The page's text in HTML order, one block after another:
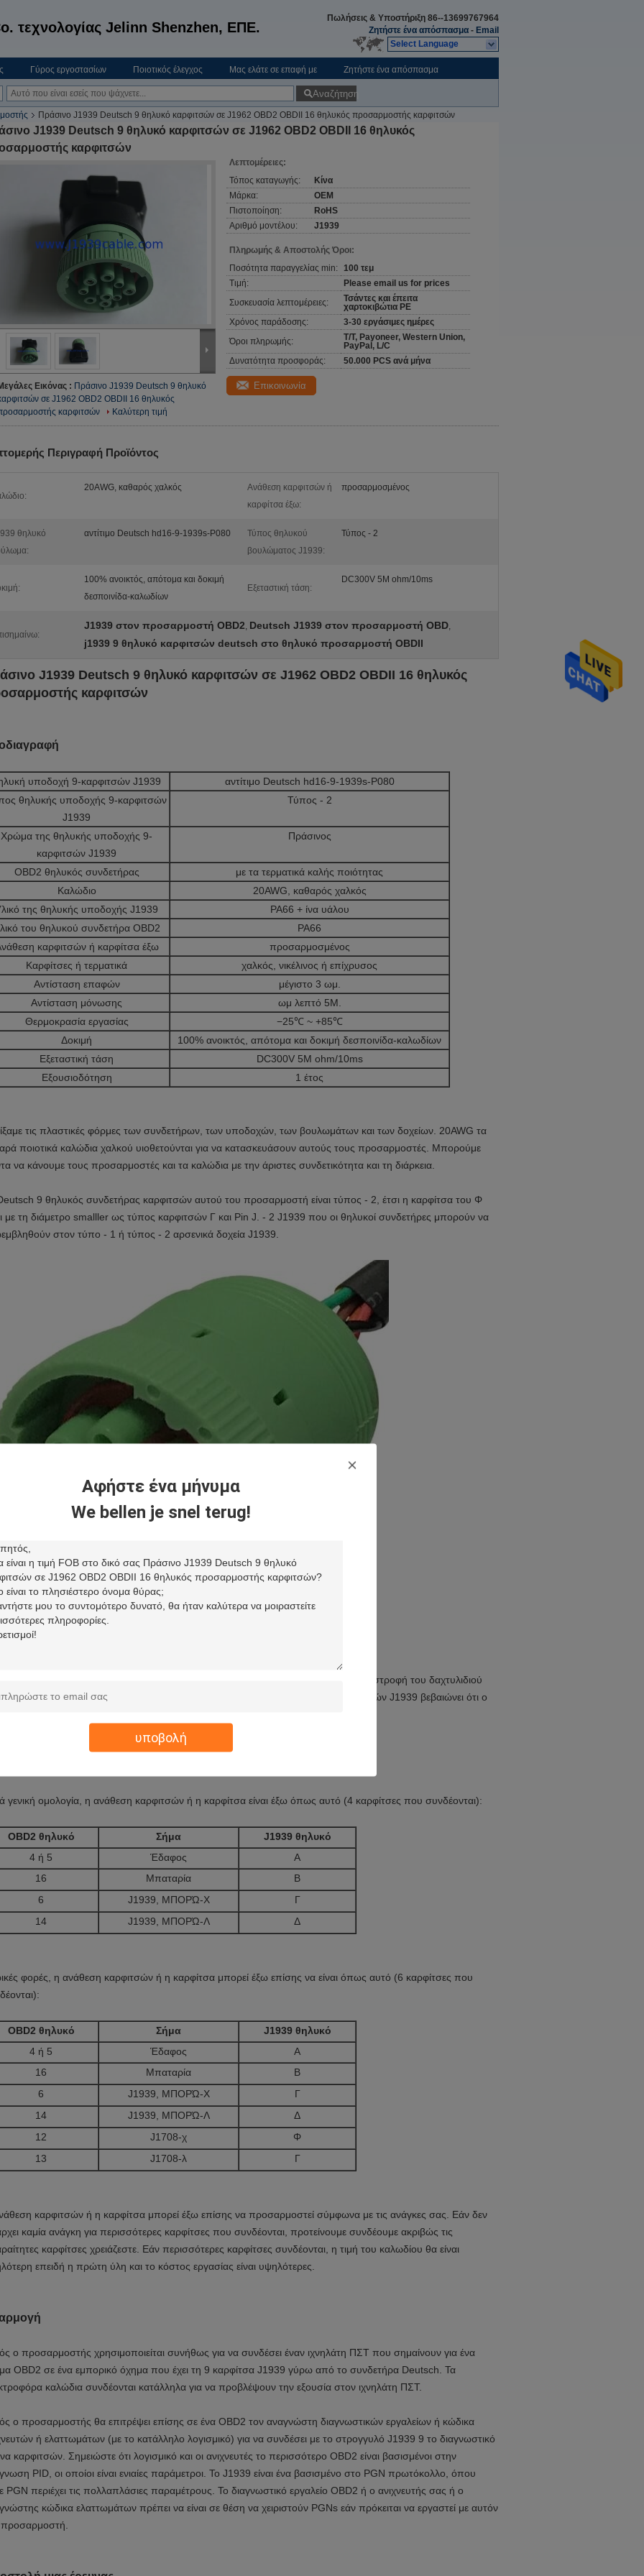
τεχνολογίας Jelinn Shenzhen, ΕΠΕ.
Πωλήσεις & Υποστήριξη 86--13699767964
Ζητήστε ένα απόσπασμα - Email
Select Language
Γύρος εργοστασίων Ποιοτικός έλεγχος Μας ελάτε σε επαφή με Ζητήστε ένα απόσπασμα
Αναζήτηση
Πράσινο J1939 Deutsch 9 θηλυκό καρφιτσών σε J1962 OBD2 OBDII 16 θηλυκός προσαρμοστής καρφιτσών
Αφήστε ένα μήνυμα
We bellen je snel terug!
υποβολή
J1939 Deutsch 9 θηλυκό καρφιτσών σε J1962 OBD2 OBDII 16 θηλυκός
καρφιτσών
Εικόνας : Πράσινο J1939 Deutsch 9 θηλυκό
σε J1962 OBD2 OBDII 16 θηλυκός
καρφιτσών
Καλύτερη τιμή
Λεπτομέρειες:
Τόπος καταγωγής:
Κίνα
Μάρκα:
OEM
Πιστοποίηση:
RoHS
Αριθμό μοντέλου:
J1939
Πληρωμής & Αποστολής Όροι:
Ποσότητα παραγγελίας min: 100 τεμ
Τιμή:
Please email us for prices
Συσκευασία λεπτομέρειες:
Τσάντες και έπειτα
χαρτοκιβώτια PE
Χρόνος παράδοσης:
3-30 εργάσιμες ημέρες
Όροι πληρωμής:
T/T, Payoneer, Western Union,
PayPal, L/C
Δυνατότητα προσφοράς:
50.000 PCS ανά μήνα
Επικοινωνία
Περιγραφή Προϊόντος
20AWG, καθαρός χαλκός
Ανάθεση καρφιτσών ή
καρφίτσα έξω:
προσαρμοσμένος
θηλυκό
αντίτιμο Deutsch hd16-9-1939s-P080
Τύπος θηλυκού
βουλώματος J1939:
Τύπος - 2
100% ανοικτός, απότομα και δοκιμή
δεσποινίδα-καλωδίων
Εξεταστική τάση:
DC300V 5M ohm/10ms
J1939 στον προσαρμοστή OBD2, Deutsch J1939 στον προσαρμοστή OBD,
j1939 9 θηλυκό καρφιτσών deutsch στο θηλυκό προσαρμοστή OBDII
J1939 Deutsch 9 θηλυκό καρφιτσών σε J1962 OBD2 OBDII 16 θηλυκός
καρφιτσών
υποδοχή 9-καρφιτσών J1939
αντίτιμο Deutsch hd16-9-1939s-P080
θηλυκής υποδοχής 9-καρφιτσών
J1939
Τύπος - 2
Χρώμα της θηλυκής υποδοχής 9-
καρφιτσών J1939
Πράσινος
OBD2 θηλυκός συνδετήρας
με τα τερματικά καλής ποιότητας
Καλώδιο
20AWG, καθαρός χαλκός
της θηλυκής υποδοχής J1939
PA66 + ίνα υάλου
του θηλυκού συνδετήρα OBD2
PA66
καρφιτσών ή καρφίτσα έξω
προσαρμοσμένος
Καρφίτσες ή τερματικά
χαλκός, νικέλινος ή επίχρυσος
Αντίσταση επαφών
μέγιστο 3 ωμ.
Αντίσταση μόνωσης
ωμ λεπτό 5M.
Θερμοκρασία εργασίας
−25℃ ~ +85℃
Δοκιμή
100% ανοικτός, απότομα και δοκιμή δεσποινίδα-καλωδίων
Εξεταστική τάση
DC300V 5M ohm/10ms
Εξουσιοδότηση
1 έτος
τις πλαστικές φόρμες των συνδετήρων, των υποδοχών, των βουλωμάτων και των δοχείων. 20AWG τα
ποιοτικά καλώδια χαλκού υιοθετούνται για να κατασκευάσουν αυτούς τους προσαρμοστές. Μπορούμε
να κάνουμε τους προσαρμοστές και τα καλώδια με την άριστες συνδετικότητα και τη διάρκεια.
9 θηλυκός συνδετήρας καρφιτσών αυτού του προσαρμοστή είναι τύπος - 2, έτσι η καρφίτσα του Φ
με τη διάμετρο smalller ως τύπος καρφιτσών Γ και Pin J. - 2 J1939 που οι θηλυκοί συνδετήρες μπορούν να
στον τύπο - 1 ή τύπος - 2 αρσενικά δοχεία J1939.
συνδετήρας 9-καρφιτσών J1939 είναι με ένα δαχτυλίδι κλειδώματος. Η περιστροφή του δαχτυλιδιού
στη σωστή θέση μετά από να συνδέσει σε ένα αρσενικό δοχείο 9-καρφιτσών J1939 βεβαιώνει ότι ο
γενική ομολογία, η ανάθεση καρφιτσών ή η καρφίτσα είναι έξω όπως αυτό (4 καρφίτσες που συνδέονται):
OBD2 θηλυκό Σήμα
J1939 θηλυκό
4 ή 5
Έδαφος
Α
16
Μπαταρία
Β
6
J1939, ΜΠΟΡΏ-Χ
Γ
14
J1939, ΜΠΟΡΏ-Λ Δ
φορές, η ανάθεση καρφιτσών ή η καρφίτσα μπορεί έξω επίσης να είναι όπως αυτό (6 καρφίτσες που
OBD2 θηλυκό Σήμα
J1939 θηλυκό
4 ή 5
Έδαφος
Α
16
Μπαταρία
Β
6
J1939, ΜΠΟΡΏ-Χ
Γ
14
J1939, ΜΠΟΡΏ-Λ
Δ
12
J1708-χ
Φ
13
J1708-λ Γ
καρφιτσών ή η καρφίτσα μπορεί έξω επίσης να προσαρμοστεί σύμφωνα με τις ανάγκες σας.
Εάν δεν
καμία ανάγκη για περισσότερες καρφίτσες που συνδέονται, προτείνουμε συνδέουμε ακριβώς τις
καρφίτσες χρειάζεστε. Εάν περισσότερες καρφίτσες συνδέονται, η τιμή του καλωδίου θα είναι
επειδή η πρώτη ύλη και το κόστος εργασίας είναι υψηλότερες.
ο προσαρμοστής χρησιμοποιείται συνήθως για να συνδέσει έναν ιχνηλάτη ΠΣΤ που σημαίνουν για ένα
OBD2 σε ένα εμπορικό όχημα που έχει τη 9 καρφίτσα J1939 γύρω από το συνδετήρα Deutsch. Τα
καλώδια συνδέονται κατάλληλα για να προβλέψουν την εξουσία στον ιχνηλάτη ΠΣΤ.
ο προσαρμοστής θα επιτρέψει επίσης σε ένα OBD2 τον αναγνώστη διαγνωστικών εργαλείων ή κώδικα
ή ελαττωμάτων (με το κατάλληλο λογισμικό) για να συνδέσει με το στρογγυλό J1939 9 το διαγνωστικό
καρφιτσών. Σημειώστε ότι λογισμικό και οι ανιχνευτές το περισσότερο OBD2 είναι βασισμένοι στην
PID, οι οποίοι είναι ενιαίες παράμετροι. Το J1939 είναι ένα βασισμένο στο PGN πρωτόκολλο, όπου
PGN περιέχει τις πολλαπλάσιες παραμέτρους. Το διαγνωστικό εργαλείο OBD2 ή ο ανιχνευτής σας ή ο
κώδικα ελαττωμάτων πρέπει να είναι σε θέση να χειριστούν PGNs εάν πρόκειται να εργαστεί με αυτόν